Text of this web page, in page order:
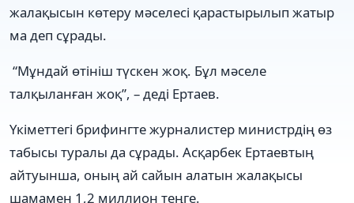
жалақысын көтеру мәселесі қарастырылып жатыр
ма деп сұрады.
“Мұндай өтініш түскен жоқ. Бұл мәселе
талқыланған жоқ”, – деді Ертаев.
Үкіметтегі брифингте журналистер министрдің өз
табысы туралы да сұрады. Асқарбек Ертаевтың
айтуынша, оның ай сайын алатын жалақысы
шамамен 1,2 миллион теңге.